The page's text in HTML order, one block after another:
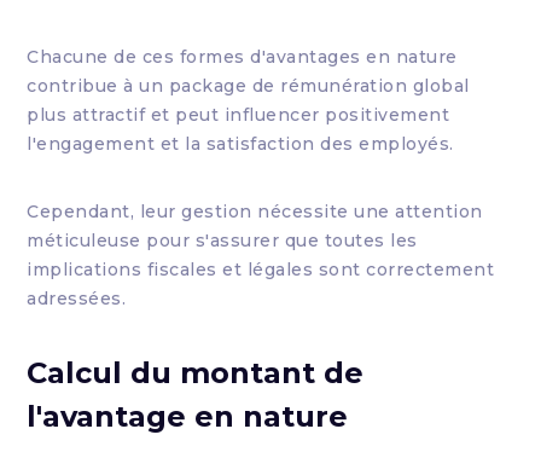
Chacune de ces formes d'avantages en nature
contribue à un package de rémunération global
plus attractif et peut influencer positivement
l'engagement et la satisfaction des employés.
Cependant, leur gestion nécessite une attention
méticuleuse pour s'assurer que toutes les
implications fiscales et légales sont correctement
adressées.
Calcul du montant de
l'avantage en nature